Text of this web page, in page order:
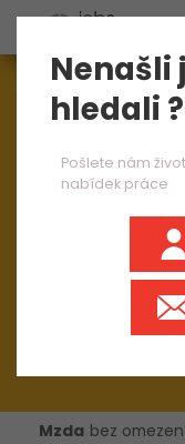
Aktuálně
Mzda bez
Nenašli
hledali ?
Pošlete nám
nabídek práce